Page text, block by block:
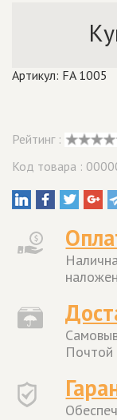
Артикул: FA 1005
Рейтинг :
Код товара :
Почтой